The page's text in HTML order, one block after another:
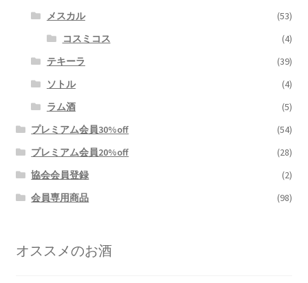
メスカル
(53)
コスミコス
(4)
テキーラ
(39)
ソトル
(4)
ラム酒
(5)
プレミアム会員30%off
(54)
プレミアム会員20%off
(28)
協会会員登録
(2)
会員専用商品
(98)
オススメのお酒